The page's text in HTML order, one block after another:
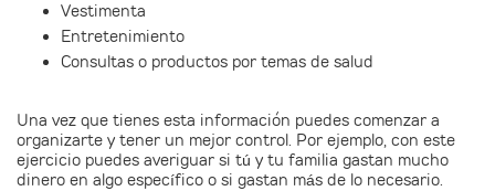
Vestimenta
Entretenimiento
Consultas o productos por temas de salud
Una vez que tienes esta información puedes comenzar a
organizarte y tener un mejor control. Por ejemplo, con este
ejercicio puedes averiguar si tú y tu familia gastan mucho
dinero en algo específico o si gastan más de lo necesario.